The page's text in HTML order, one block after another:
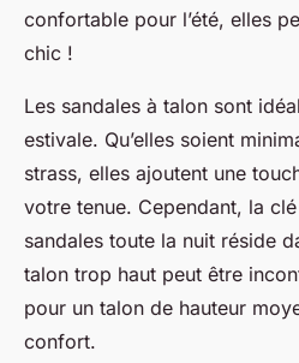
confortable pour l’été, elles
chic !
Les sandales à talon sont
estivale. Qu’elles soient
strass, elles ajoutent une
votre tenue. Cependant, la
sandales toute la nuit réside
talon trop haut peut être
pour un talon de hauteur
confort.